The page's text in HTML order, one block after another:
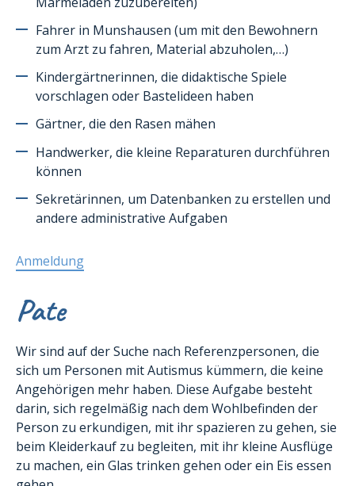
Fahrer in Munshausen (um mit den Bewohnern
zum Arzt zu fahren, Material abzuholen,…)
Kindergärtnerinnen, die didaktische Spiele
vorschlagen oder Bastelideen haben
Gärtner, die den Rasen mähen
Handwerker, die kleine Reparaturen durchführen
können
Sekretärinnen, um Datenbanken zu erstellen und
andere administrative Aufgaben
Anmeldung
Pate
Wir sind auf der Suche nach Referenzpersonen, die
sich um Personen mit Autismus kümmern, die keine
Angehörigen mehr haben. Diese Aufgabe besteht
darin, sich regelmäßig nach dem Wohlbefinden der
Person zu erkundigen, mit ihr spazieren zu gehen, sie
beim Kleiderkauf zu begleiten, mit ihr kleine Ausflüge
zu machen, ein Glas trinken gehen oder ein Eis essen